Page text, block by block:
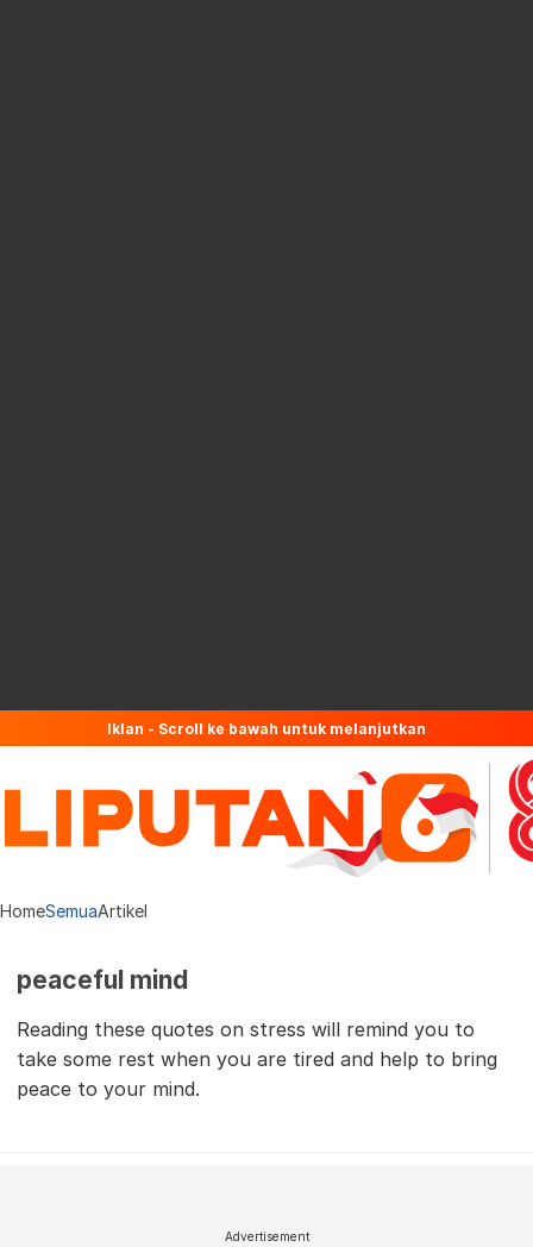
Iklan - Scroll ke bawah untuk melanjutkan
HomeSemuaArtikel
peaceful mind
Reading these quotes on stress will remind you to
take some rest when you are tired and help to bring
peace to your mind.
Advertisement